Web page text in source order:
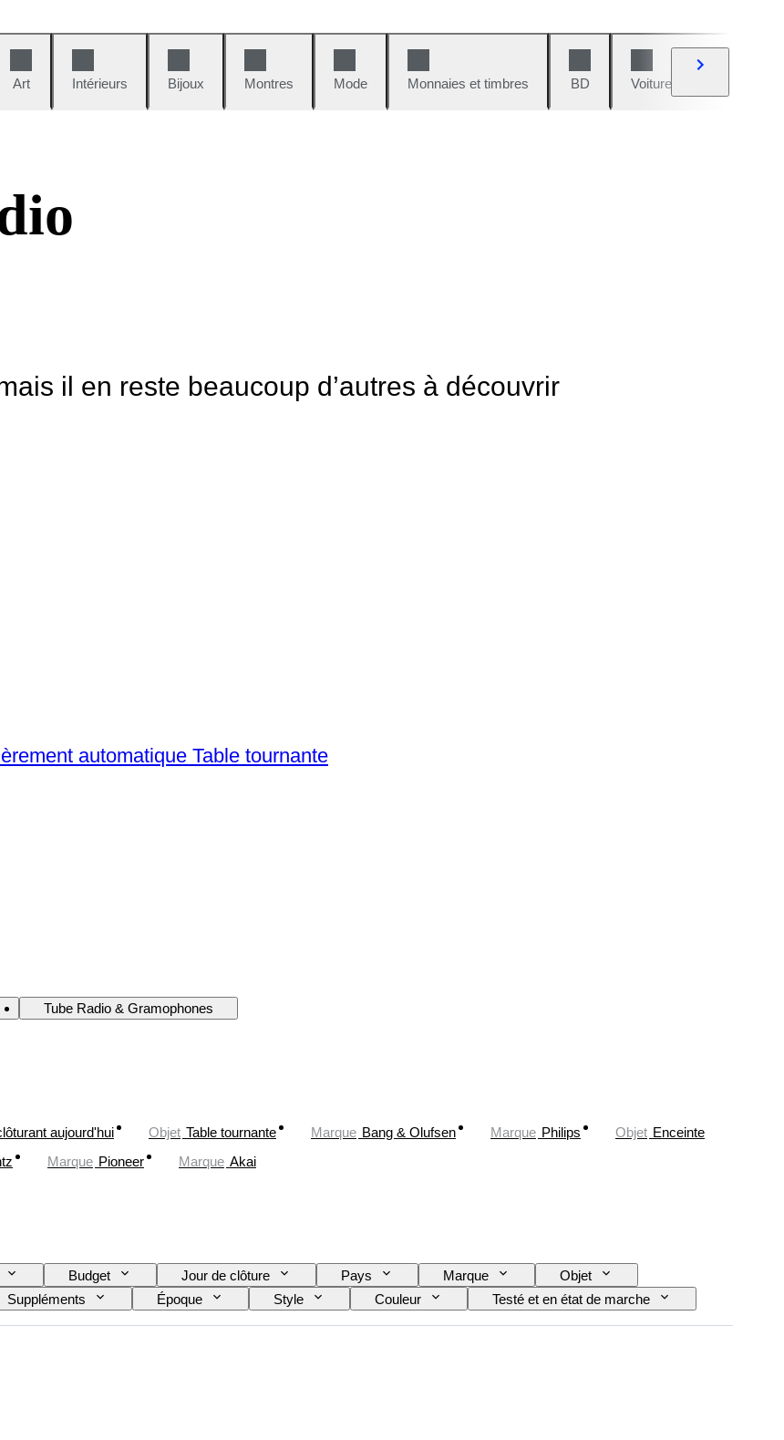
Art
Intérieurs Bijoux Montres Mode Monnaies et timbres BD Voitures et motos
il en reste beaucoup d’autres à découvrir
automatique Table tournante
Tube Radio & Gramophones
aujourd'hui Objet Table tournante Marque Bang & Olufsen Marque Philips Objet Enceinte
Marque Pioneer Marque Akai
Budget Jour de clôture Pays Marque
Objet
Suppléments Époque Style Couleur
Testé et en état de marche